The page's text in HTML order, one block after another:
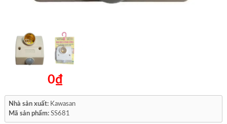
0₫
Nhà sản xuất: Kawasan
Mã sản phẩm: SS681